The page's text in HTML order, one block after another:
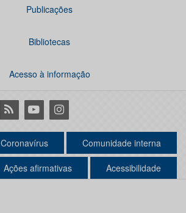
Publicações
Bibliotecas
Acesso à informação
RSS YoutubeInstagram
Coronavírus Comunidade interna
Ações afirmativas Acessibilidade